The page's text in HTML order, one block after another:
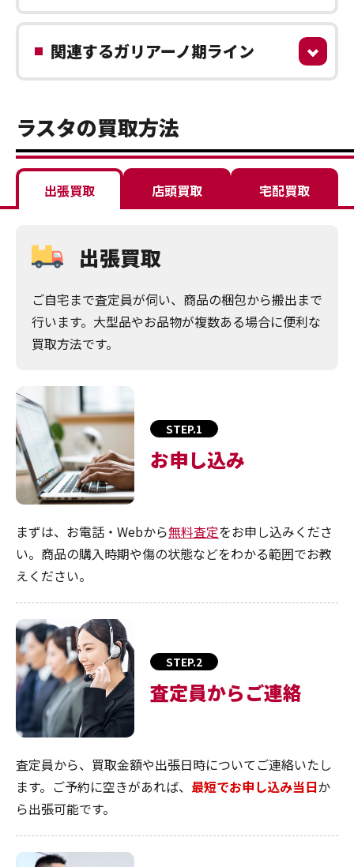
関連するガリアーノ期ライン
ラスタの買取方法
出張買取 店頭買取 宅配買取
出張買取
ご自宅まで査定員が伺い、商品の梱包から搬出まで
行います。大型品やお品物が複数ある場合に便利な
買取方法です。
STEP.1
お申し込み
まずは、お電話・Webから無料査定をお申し込みくださ
い。商品の購入時期や傷の状態などをわかる範囲でお教
えください。
STEP.2
査定員からご連絡
査定員から、買取金額や出張日時についてご連絡いたし
ます。ご予約に空きがあれば、 最短でお申し込み当日か
ら出張可能です。